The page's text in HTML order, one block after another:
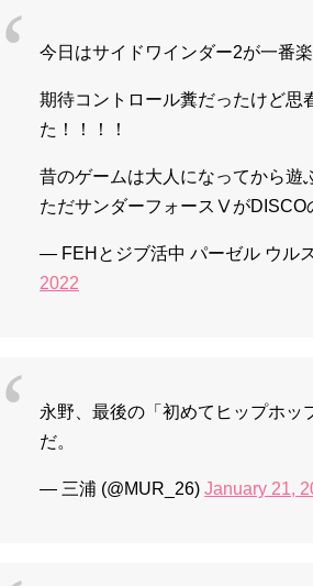
今日はサイドワインダー2が一番楽
期待コントロール糞だったけど思
た！！！！
昔のゲームは大人になってから遊
ただサンダーフォースⅤがDISCO
— FEHとジブ活中 パーゼル ウル
2022
永野、最後の「初めてヒップホッ
だ。
— 三浦 (@MUR_26) January 21,